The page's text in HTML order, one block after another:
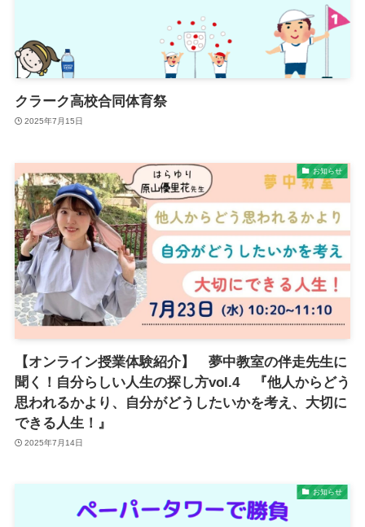
クラーク高校合同体育祭
2025年7月15日
お知らせ
【オンライン授業体験紹介】 夢中教室の伴走先生に
聞く！自分らしい人生の探し方vol.4 『他人からどう
思われるかより、自分がどうしたいかを考え、大切に
できる人生！』
2025年7月14日
お知らせ